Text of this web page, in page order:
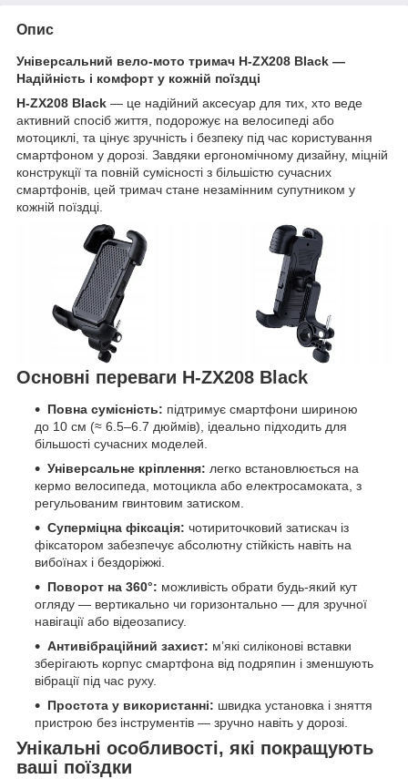
Опис
Універсальний вело-мото тримач H-ZX208 Black —
Надійність і комфорт у кожній поїздці
H-ZX208 Black — це надійний аксесуар для тих, хто веде
активний спосіб життя, подорожує на велосипеді або
мотоциклі, та цінує зручність і безпеку під час користування
смартфоном у дорозі. Завдяки ергономічному дизайну, міцній
конструкції та повній сумісності з більшістю сучасних
смартфонів, цей тримач стане незамінним супутником у
кожній поїздці.
Основні переваги H-ZX208 Black
Повна сумісність: підтримує смартфони шириною
до 10 см (≈ 6.5–6.7 дюймів), ідеально підходить для
більшості сучасних моделей.
Універсальне кріплення: легко встановлюється на
кермо велосипеда, мотоцикла або електросамоката, з
регульованим гвинтовим затиском.
Суперміцна фіксація: чотириточковий затискач із
фіксатором забезпечує абсолютну стійкість навіть на
вибоїнах і бездоріжжі.
Поворот на 360°: можливість обрати будь-який кут
огляду — вертикально чи горизонтально — для зручної
навігації або відеозапису.
Антивібраційний захист: м’які силіконові вставки
зберігають корпус смартфона від подряпин і зменшують
вібрації під час руху.
Простота у використанні: швидка установка і зняття
пристрою без інструментів — зручно навіть у дорозі.
Унікальні особливості, які покращують
ваші поїздки